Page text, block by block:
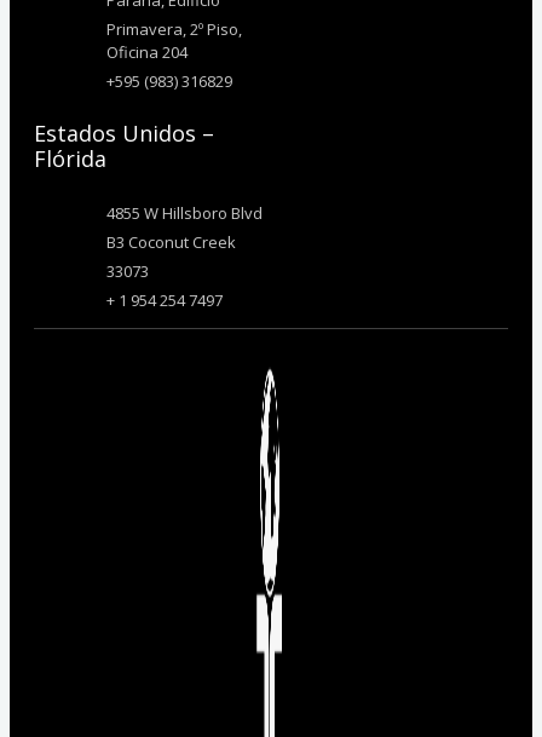
Primavera, 2º Piso,
Oficina 204
+595 (983) 316829
Estados Unidos –
Flórida
4855 W Hillsboro Blvd
B3 Coconut Creek
33073
+ 1 954 254 7497